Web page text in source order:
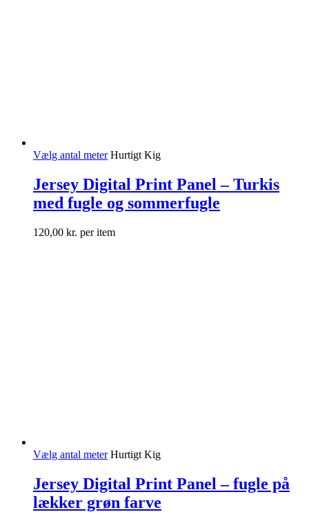
Vælg antal meter Hurtigt Kig
Jersey Digital Print Panel – Turkis
med fugle og sommerfugle
120,00 kr. per item
Vælg antal meter Hurtigt Kig
Jersey Digital Print Panel – fugle på
lækker grøn farve